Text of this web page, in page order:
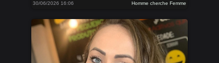
30/06/2026 16:06 Homme cherche Femme